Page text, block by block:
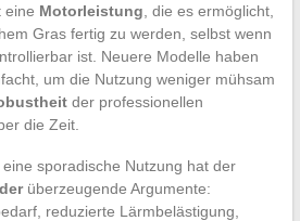
eine Motorleistung , die es ermöglicht,
Gras fertig zu werden, selbst wenn
ist. Neuere Modelle haben
um die Nutzung weniger mühsam
der professionellen
die Zeit.
sporadische Nutzung hat der
überzeugende Argumente:
reduzierte Lärmbelästigung,